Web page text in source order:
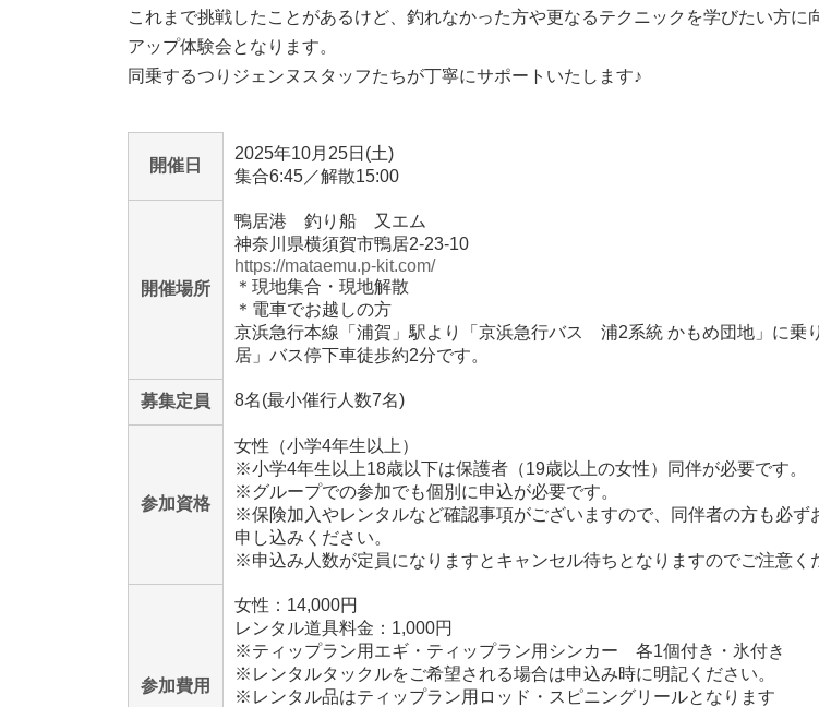
これまで挑戦したことがあるけど、釣れなかった方や更なるテクニックを学びたい方に
アップ体験会となります。
同乗するつりジェンヌスタッフたちが丁寧にサポートいたします♪
開催日
2025年10月25日(土)
集合6:45／解散15:00
開催場所
鴨居港 釣り船 又エム
神奈川県横須賀市鴨居2-23-10
https://mataemu.p-kit.com/
＊現地集合・現地解散
＊電車でお越しの方
京浜急行本線「浦賀」駅より「京浜急行バス 浦2系統 かもめ団地」に乗
居」バス停下車徒歩約2分です。
募集定員 8名(最小催行人数7名)
参加資格
女性（小学4年生以上）
※小学4年生以上18歳以下は保護者（19歳以上の女性）同伴が必要です。
※グループでの参加でも個別に申込が必要です。
※保険加入やレンタルなど確認事項がございますので、同伴者の方も必ず
申し込みください。
※申込み人数が定員になりますとキャンセル待ちとなりますのでご注意く
参加費用
女性：14,000円
レンタル道具料金：1,000円
※ティップラン用エギ・ティップラン用シンカー 各1個付き・氷付き
※レンタルタックルをご希望される場合は申込み時に明記ください。
※レンタル品はティップラン用ロッド・スピニングリールとなります